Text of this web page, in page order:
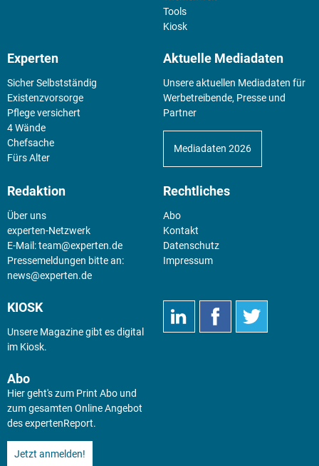
Tools
Kiosk
Experten
Sicher Selbstständig
Existenz­vorsorge
Pflege versichert
4 Wände
Chefsache
Fürs Alter
Aktuelle Mediadaten
Unsere aktuellen Mediadaten für
Werbetreibende, Presse und
Partner
Mediadaten 2026
Redaktion
Über uns
experten-Netzwerk
E-Mail:team@experten.de
Pressemeldungen bitte an:
news@experten.de
Rechtliches
Abo
Kontakt
Datenschutz
Impressum
KIOSK
Unsere Magazine gibt es digital
im Kiosk.
Abo
Hier geht's zum Print Abo und
zum gesamten Online Angebot
des expertenReport.
Jetzt anmelden!